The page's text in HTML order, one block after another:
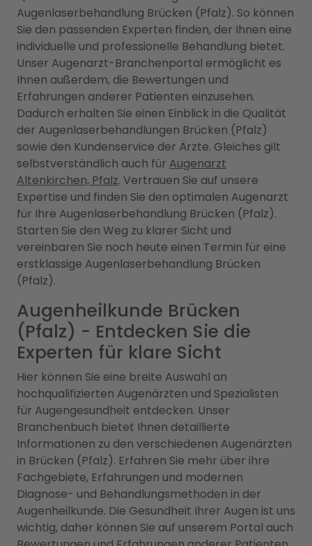
Augenlaserbehandlung Brücken (Pfalz). So können
Sie den passenden Experten finden, der Ihnen eine
individuelle und professionelle Behandlung bietet.
Unser Augenarzt-Branchenportal ermöglicht es
Ihnen außerdem, die Bewertungen und
Erfahrungen anderer Patienten einzusehen.
Dadurch erhalten Sie einen Einblick in die Qualität
der Augenlaserbehandlungen Brücken (Pfalz)
sowie den Kundenservice der Ärzte. Gleiches gilt
selbstverständlich auch für Augenarzt
Altenkirchen, Pfalz. Vertrauen Sie auf unsere
Expertise und finden Sie den optimalen Augenarzt
für Ihre Augenlaserbehandlung Brücken (Pfalz).
Starten Sie den Weg zu klarer Sicht und
vereinbaren Sie noch heute einen Termin für eine
erstklassige Augenlaserbehandlung Brücken
(Pfalz).
Augenheilkunde Brücken
(Pfalz) - Entdecken Sie die
Experten für klare Sicht
Hier können Sie eine breite Auswahl an
hochqualifizierten Augenärzten und Spezialisten
für Augengesundheit entdecken. Unser
Branchenbuch bietet Ihnen detaillierte
Informationen zu den verschiedenen Augenärzten
in Brücken (Pfalz). Erfahren Sie mehr über ihre
Fachgebiete, Erfahrungen und modernen
Diagnose- und Behandlungsmethoden in der
Augenheilkunde. Die Gesundheit Ihrer Augen ist uns
wichtig, daher können Sie auf unserem Portal auch